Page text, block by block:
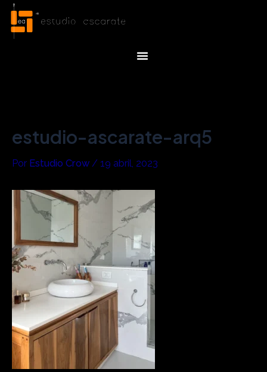
Menu
estudio-ascarate-arq5
Por Estudio Crow / 19 abril, 2023
Navegación
de